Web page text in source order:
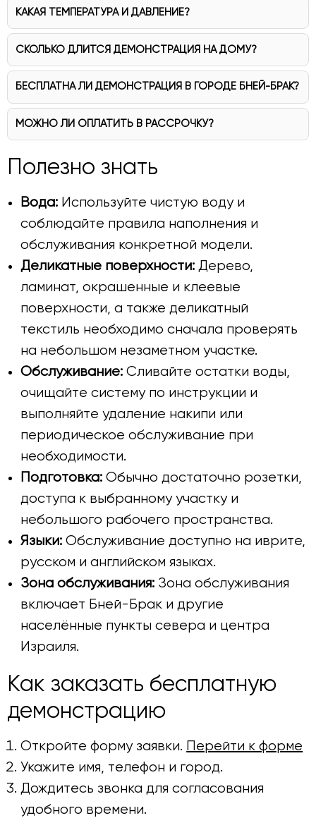
КАКАЯ ТЕМПЕРАТУРА И ДАВЛЕНИЕ?
СКОЛЬКО ДЛИТСЯ ДЕМОНСТРАЦИЯ НА ДОМУ?
БЕСПЛАТНА ЛИ ДЕМОНСТРАЦИЯ В ГОРОДЕ БНЕЙ-БРАК?
МОЖНО ЛИ ОПЛАТИТЬ В РАССРОЧКУ?
Полезно знать
Вода: Используйте чистую воду и
соблюдайте правила наполнения и
обслуживания конкретной модели.
Деликатные поверхности: Дерево,
ламинат, окрашенные и клеевые
поверхности, а также деликатный
текстиль необходимо сначала проверять
на небольшом незаметном участке.
Обслуживание: Сливайте остатки воды,
очищайте систему по инструкции и
выполняйте удаление накипи или
периодическое обслуживание при
необходимости.
Подготовка: Обычно достаточно розетки,
доступа к выбранному участку и
небольшого рабочего пространства.
Языки: Обслуживание доступно на иврите,
русском и английском языках.
Зона обслуживания: Зона обслуживания
включает Бней-Брак и другие
населённые пункты севера и центра
Израиля.
Как заказать бесплатную
демонстрацию
Откройте форму заявки. Перейти к форме
Укажите имя, телефон и город.
Дождитесь звонка для согласования
удобного времени.